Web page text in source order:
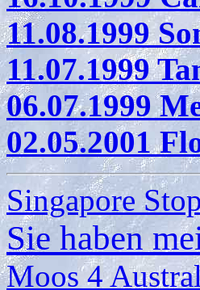
11.08.1999
11.07.1999
06.07.1999
02.05.2001
Singapore
Sie haben
Moos 4